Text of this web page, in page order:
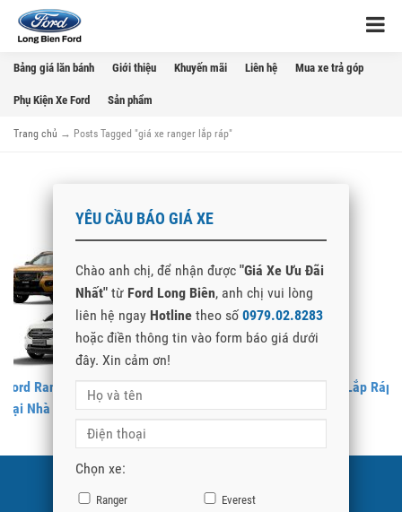
Bảng giá lăn bánh Giới thiệu Khuyến mãi Liên hệ Mua xe trả góp
Phụ Kiện Xe Ford Sản phẩm
Trang chủ → Posts Tagged "giá xe ranger lắp ráp"
Ford Ranger Lắp Ráp Tại Việt Nam. Cận Cảnh Dây Chuyền Lắp Ráp
Tại Nhà Máy Hải Dương
SHOWROOM FORD LONG BIÊN
YÊU CẦU BÁO GIÁ XE
Chào anh chị, để nhận được "Giá Xe Ưu Đãi
Nhất" từ Ford Long Biên, anh chị vui lòng
liên hệ ngay Hotline theo số 0979.02.8283
hoặc điền thông tin vào form báo giá dưới
đây. Xin cảm ơn!
Chọn xe:
Ranger
Everest